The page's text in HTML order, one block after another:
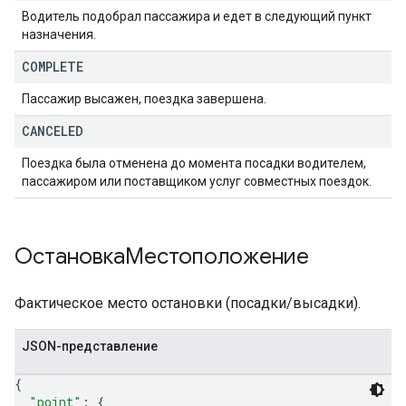
Водитель подобрал пассажира и едет в следующий пункт
назначения.
COMPLETE
Пассажир высажен, поездка завершена.
CANCELED
Поездка была отменена до момента посадки водителем,
пассажиром или поставщиком услуг совместных поездок.
ОстановкаМестоположение
Фактическое место остановки (посадки/высадки).
JSON-представление
{
"point" : {